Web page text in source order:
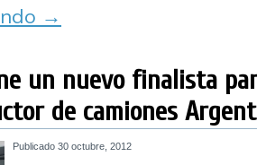
→
un nuevo finalista
de camiones
Publicado 30 octubre, 2012